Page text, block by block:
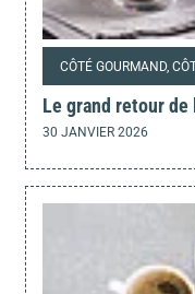
CÔTÉ GOURMAND,
Le grand retour de
30 JANVIER 2026